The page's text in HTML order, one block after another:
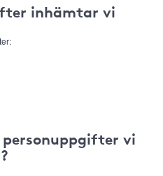
inhämtar vi
vi